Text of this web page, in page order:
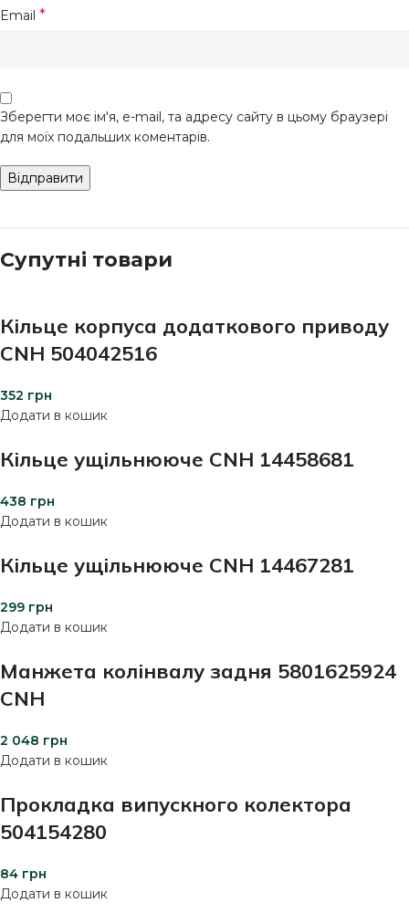
Email *
Зберегти моє ім'я, e-mail, та адресу сайту в цьому браузері
для моїх подальших коментарів.
Супутні товари
Кільце корпуса додаткового приводу
CNH 504042516
352 грн
Додати в кошик
Кільце ущільнююче CNH 14458681
438 грн
Додати в кошик
Кільце ущільнююче CNH 14467281
299 грн
Додати в кошик
Манжета колінвалу задня 5801625924
CNH
2 048 грн
Додати в кошик
Прокладка випускного колектора
504154280
84 грн
Додати в кошик